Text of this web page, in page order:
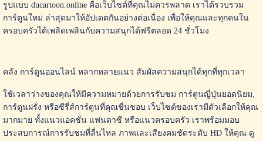
รูปแบบ ducartoon.online คือเว็บไซต์ที่คุณไม่ควรพลาด เราได้รวบรวม
การ์ตูนใหม่ ล่าสุดมาให้อัปเดตกันอย่างต่อเนื่อง เพื่อให้คุณและทุกคนใน
ครอบครัวได้เพลิดเพลินกับความสนุกได้ฟรีตลอด 24 ชั่วโมง
คลัง การ์ตูนออนไลน์ หลากหลายแนว สัมผัสความสนุกได้ทุกที่ทุกเวลา
ใช้เวลาว่างของคุณให้มีความหมายด้วยการรับชม การ์ตูนญี่ปุ่นยอดนิยม,
การ์ตูนฝรั่ง หรือซีรี่ส์การ์ตูนที่คุณชื่นชอบ เว็บไซต์ของเรามีตัวเลือกให้คุณ
มากมาย ทั้งแนวแอคชั่น แฟนตาซี หรือแนวครอบครัว เราพร้อมมอบ
ประสบการณ์การรับชมที่ลื่นไหล ภาพและเสียงคมชัดระดับ HD ให้คุณ ดู